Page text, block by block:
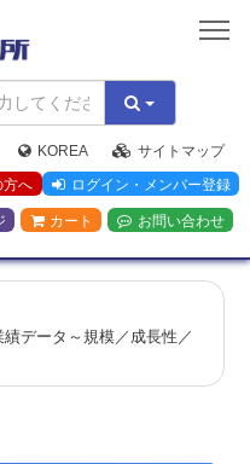
KOREA
サイトマップ
方へ
ログイン・メンバー登録
カート お問い合わせ
データ～規模／成長性／